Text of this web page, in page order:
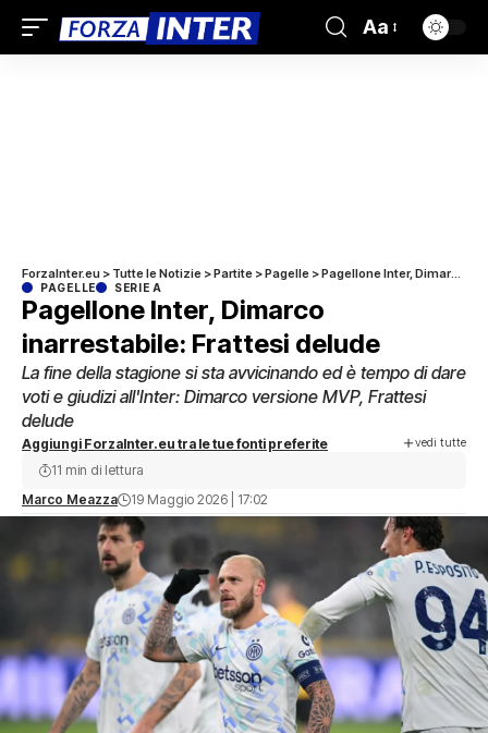
Aa
ForzaInter.eu > Tutte le Notizie >Partite >Pagelle >Pagellone Inter, Dimarco inarrestabile: Frattesi delude
PAGELLE SERIE A
Pagellone Inter, Dimarco
inarrestabile: Frattesi delude
La fine della stagione si sta avvicinando ed è tempo di dare
voti e giudizi all'Inter: Dimarco versione MVP, Frattesi
delude
Aggiungi ForzaInter.eu tra le tue fonti preferite vedi tutte
Marco Meazza 19 Maggio 2026 | 17:02
11 min di lettura